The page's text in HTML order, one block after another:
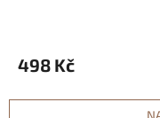
498 Kč